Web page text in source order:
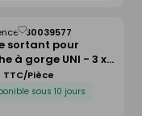
sortant pour
à gorge UNI - 3 x
- beige ivory
:30039577
sous 10 jours
TTC/Pièce
Enregistrer
comme
liste